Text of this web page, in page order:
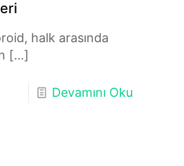
halk arasında
[…]
Devamını Oku